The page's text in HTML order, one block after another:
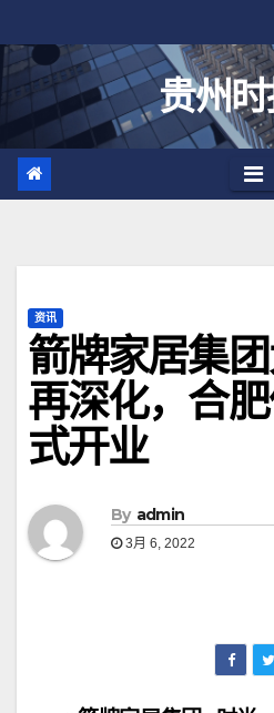
至
贵州时
资讯
箭牌家居集
再深化，合
式开业
By admin
3月 6, 2022